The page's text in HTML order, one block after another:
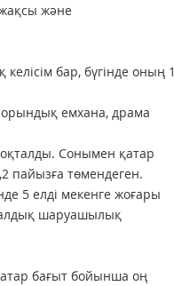
және
бар, бүгінде оның 1
емхана, драма
Сонымен қатар
пайызға төмендеген.
5 елді мекенге жоғары
шаруашылық
бағыт бойынша оң